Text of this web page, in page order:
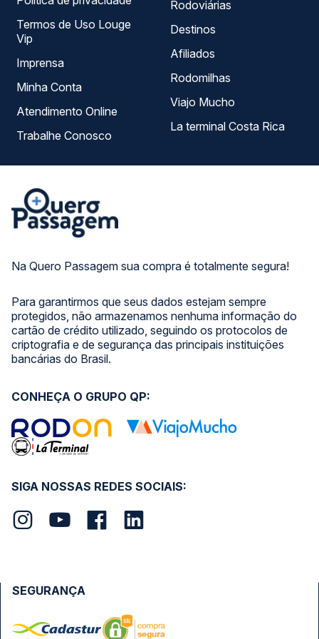
Na Quero Passagem sua compra é totalmente segura!
Para garantirmos que seus dados estejam sempre
protegidos, não armazenamos nenhuma informação do
cartão de crédito utilizado, seguindo os protocolos de
criptografia e de segurança das principais instituições
bancárias do Brasil.
Termos de Uso Louge
Vip
Imprensa
Minha Conta
Atendimento Online
Trabalhe Conosco
Rodoviárias
Destinos
Afiliados
Rodomilhas
Viajo Mucho
La terminal Costa Rica
SIGA NOSSAS REDES SOCIAIS:
CONHEÇA O GRUPO QP:
SEGURANÇA